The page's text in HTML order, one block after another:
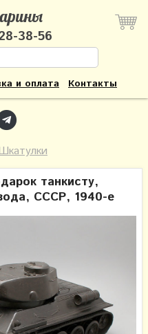
38-56
и оплата Контакты
танкисту,
СССР, 1940-е